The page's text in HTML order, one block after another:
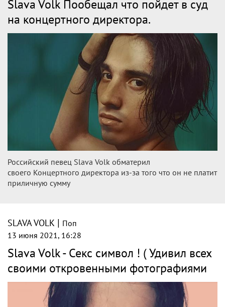
Slava Volk Пообещал что пойдет в суд
на концертного директора.
Российский певец Slava Volk обматерил
своего Концертного директора из-за того что он не платит
приличную сумму
SLAVA VOLK | Поп
13 июня 2021, 16:28
Slava Volk - Секс символ ! ( Удивил всех
своими откровенными фотографиями